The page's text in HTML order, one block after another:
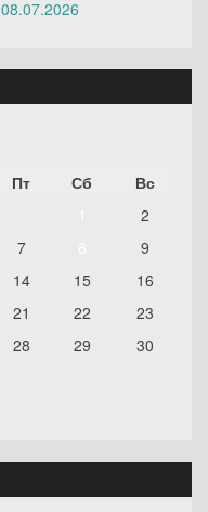
08.07.2026
Пт Сб Вс
2
7
9
14 15
16
21 22
23
28 29
30